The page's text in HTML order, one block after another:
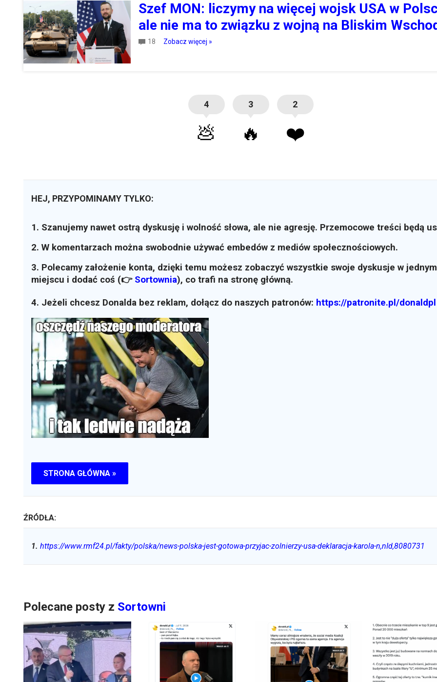
Szef MON: liczymy na więcej wojsk USA w
ale nie ma to związku z wojną na Bliskim
18 Zobacz więcej »
4
💩
3
🔥
2
❤️
HEJ, PRZYPOMINAMY TYLKO:
1. Szanujemy nawet ostrą dyskusję i wolność słowa, ale nie agresję. Przemocowe treści będą
2. W komentarzach można swobodnie używać embedów z mediów społecznościowych.
3. Polecamy założenie konta, dzięki temu możesz zobaczyć wszystkie swoje dyskusje w jednym
miejscu i dodać coś (👉 Sortownia), co trafi na stronę główną.
4. Jeżeli chcesz Donalda bez reklam, dołącz do naszych patronów: https://patronite.pl/donaldpl
STRONA GŁÓWNA »
ŹRÓDŁA:
1. https://www.rmf24.pl/fakty/polska/news-polska-jest-gotowa-przyjac-zolnierzy-usa-deklaracja-karola-n,nId,8080731
Polecane posty z Sortowni